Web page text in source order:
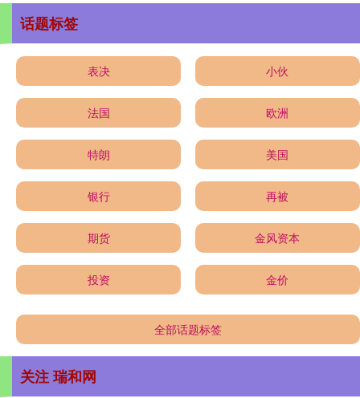
话题标签
表决 小伙
法国 欧洲
特朗 美国
银行 再被
期货 金风资本
投资 金价
全部话题标签
关注 瑞和网